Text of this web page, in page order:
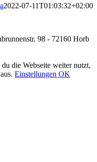
2022-07-11T01:03:32+02:00
98 - 72160 Horb
die Webseite weiter nutzt,
Einstellungen OK